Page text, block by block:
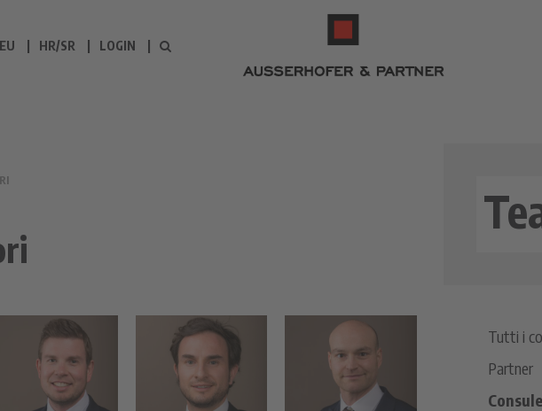
HR/SR LOGIN
Tutti i
Partner